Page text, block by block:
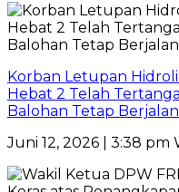
Korban Letupan
Hebat 2 Telah
Balohan Tetap
Juni 12, 2026 | 3:38 pm